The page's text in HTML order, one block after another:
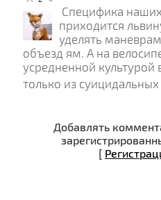
Специфика
приходится
уделять
объезд ям. А на
усредненной культурой
только из
Добавлять
[